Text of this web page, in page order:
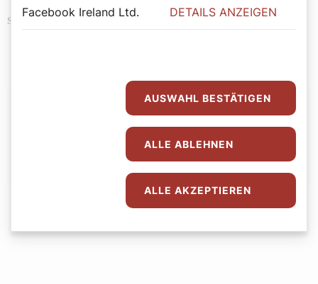
Schlagwörter
Stefan Kronthaler
Facebook Ireland Ltd. DETAILS ANZEIGEN
AUSWAHL BESTÄTIGEN
ALLE ABLEHNEN
ALLE AKZEPTIEREN